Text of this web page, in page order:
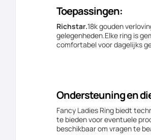
Toepassingen:
Richstar.18k gouden
gelegenheden.Elke ring is
comfortabel voor dagelijks
Ondersteuning en
Fancy Ladies Ring biedt
te bieden voor eventuele
beschikbaar om vragen te